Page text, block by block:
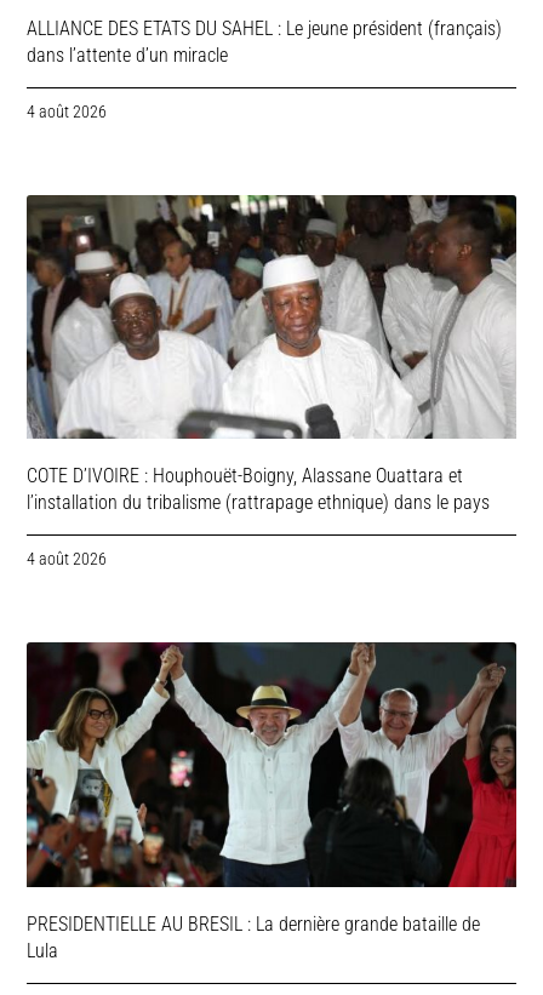
ALLIANCE DES ETATS DU SAHEL : Le jeune président (français)
dans l’attente d’un miracle
4 août 2026
COTE D’IVOIRE : Houphouët-Boigny, Alassane Ouattara et
l’installation du tribalisme (rattrapage ethnique) dans le pays
4 août 2026
PRESIDENTIELLE AU BRESIL : La dernière grande bataille de
Lula